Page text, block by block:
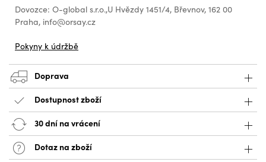
Dovozce: O-global s.r.o.,U Hvězdy 1451/4, Břevnov, 162 00
Praha, info@orsay.cz
Pokyny k údržbě
Doprava
Dostupnost zboží
30 dní na vrácení
Dotaz na zboží